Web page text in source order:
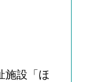
施設「ほ